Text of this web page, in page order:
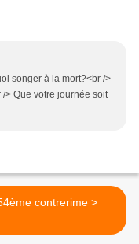
songer à la mort?<br />
> Que votre journée soit
54ème contrerime >